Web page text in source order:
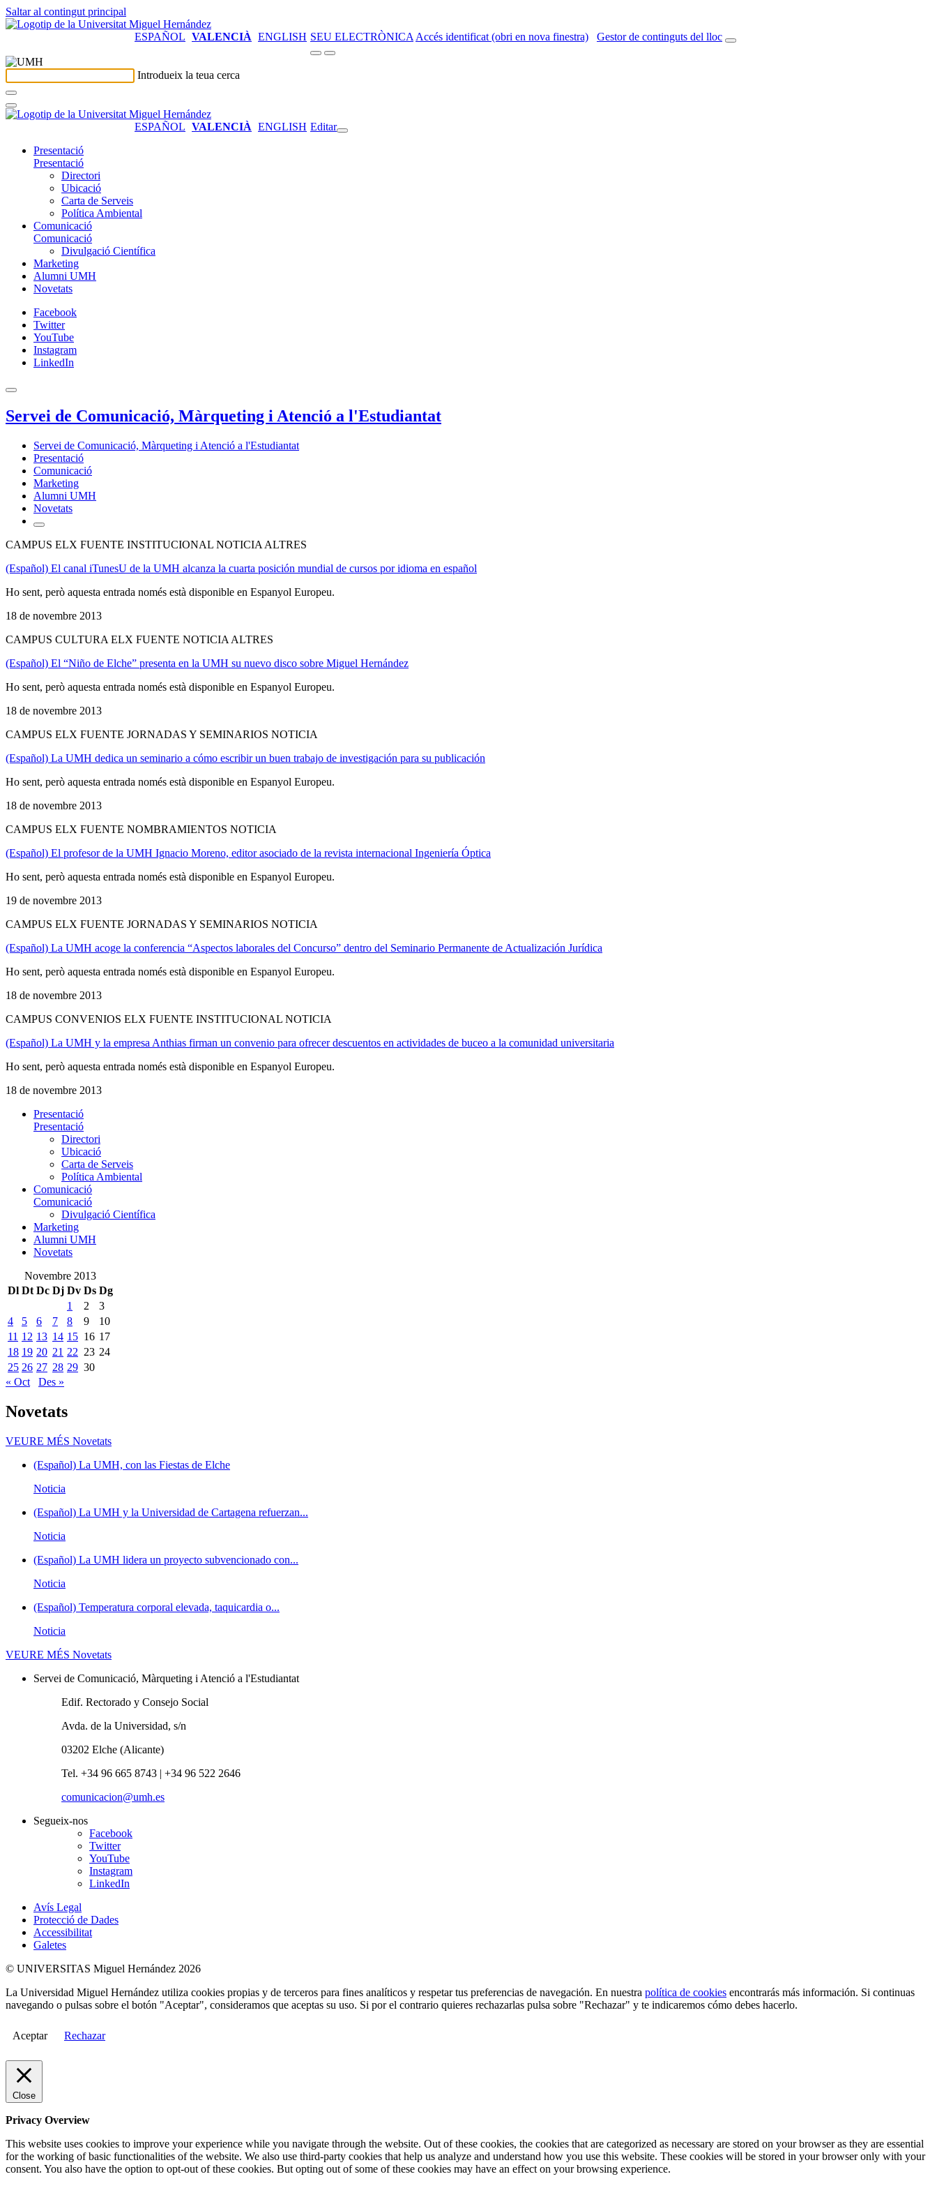
Saltar al contingut principal
ESPAÑOL VALENCIÀ ENGLISH SEU ELECTRÒNICA Accés identificat (obri en nova finestra) Gestor de continguts del lloc
Introdueix la teua cerca
ESPAÑOL VALENCIÀ ENGLISH Editar
Presentació
Presentació
Directori
Ubicació
Carta de Serveis
Política Ambiental
Comunicació
Comunicació
Divulgació Científica
Marketing
Alumni UMH
Novetats
Facebook
Twitter
YouTube
Instagram
LinkedIn
Servei de Comunicació, Màrqueting i Atenció a l'Estudiantat
Servei de Comunicació, Màrqueting i Atenció a l'Estudiantat
Presentació
Comunicació
Marketing
Alumni UMH
Novetats
CAMPUS ELX FUENTE INSTITUCIONAL NOTICIA ALTRES
(Español) El canal iTunesU de la UMH alcanza la cuarta posición mundial de cursos por idioma en español
Ho sent, però aquesta entrada només està disponible en Espanyol Europeu.
18 de novembre 2013
CAMPUS CULTURA ELX FUENTE NOTICIA ALTRES
(Español) El “Niño de Elche” presenta en la UMH su nuevo disco sobre Miguel Hernández
Ho sent, però aquesta entrada només està disponible en Espanyol Europeu.
18 de novembre 2013
CAMPUS ELX FUENTE JORNADAS Y SEMINARIOS NOTICIA
(Español) La UMH dedica un seminario a cómo escribir un buen trabajo de investigación para su publicación
Ho sent, però aquesta entrada només està disponible en Espanyol Europeu.
18 de novembre 2013
CAMPUS ELX FUENTE NOMBRAMIENTOS NOTICIA
(Español) El profesor de la UMH Ignacio Moreno, editor asociado de la revista internacional Ingeniería Óptica
Ho sent, però aquesta entrada només està disponible en Espanyol Europeu.
19 de novembre 2013
CAMPUS ELX FUENTE JORNADAS Y SEMINARIOS NOTICIA
(Español) La UMH acoge la conferencia “Aspectos laborales del Concurso” dentro del Seminario Permanente de Actualización Jurídica
Ho sent, però aquesta entrada només està disponible en Espanyol Europeu.
18 de novembre 2013
CAMPUS CONVENIOS ELX FUENTE INSTITUCIONAL NOTICIA
(Español) La UMH y la empresa Anthias firman un convenio para ofrecer descuentos en actividades de buceo a la comunidad universitaria
Ho sent, però aquesta entrada només està disponible en Espanyol Europeu.
18 de novembre 2013
Presentació
Presentació
Directori
Ubicació
Carta de Serveis
Política Ambiental
Comunicació
Comunicació
Divulgació Científica
Marketing
Alumni UMH
Novetats
Novembre 2013
Dl Dt Dc Dj Dv Ds Dg
1
2
3
4
5 6 7 8 9
10
11 12 13 14 15 16 17
18 19 20 21 22 23 24
25 26 27 28 29 30
« Oct
Des »
Novetats
VEURE MÉS Novetats
(Español) La UMH, con las Fiestas de Elche
Noticia
(Español) La UMH y la Universidad de Cartagena refuerzan...
Noticia
(Español) La UMH lidera un proyecto subvencionado con...
Noticia
(Español) Temperatura corporal elevada, taquicardia o...
Noticia
VEURE MÉS Novetats
Servei de Comunicació, Màrqueting i Atenció a l'Estudiantat
Edif. Rectorado y Consejo Social
Avda. de la Universidad, s/n
03202 Elche (Alicante)
Tel. +34 96 665 8743 | +34 96 522 2646
comunicacion@umh.es
Segueix-nos
Facebook
Twitter
YouTube
Instagram
LinkedIn
Avís Legal
Protecció de Dades
Accessibilitat
Galetes
© UNIVERSITAS Miguel Hernández 2026
La Universidad Miguel Hernández utiliza cookies propias y de terceros para fines analíticos y respetar tus preferencias de navegación. En nuestra política de cookies encontrarás más información. Si continuas
navegando o pulsas sobre el botón "Aceptar", consideramos que aceptas su uso. Si por el contrario quieres rechazarlas pulsa sobre "Rechazar" y te indicaremos cómo debes hacerlo.
Aceptar Rechazar
Close
Privacy Overview
This website uses cookies to improve your experience while you navigate through the website. Out of these cookies, the cookies that are categorized as necessary are stored on your browser as they are essential
for the working of basic functionalities of the website. We also use third-party cookies that help us analyze and understand how you use this website. These cookies will be stored in your browser only with your
consent. You also have the option to opt-out of these cookies. But opting out of some of these cookies may have an effect on your browsing experience.